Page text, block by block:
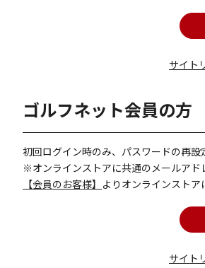
サイト
ゴルフネット会員の方
初回ログイン時のみ、パスワードの再設
※オンラインストアに共通のメールアド
【会員のお客様】 よりオンラインストア
サイト